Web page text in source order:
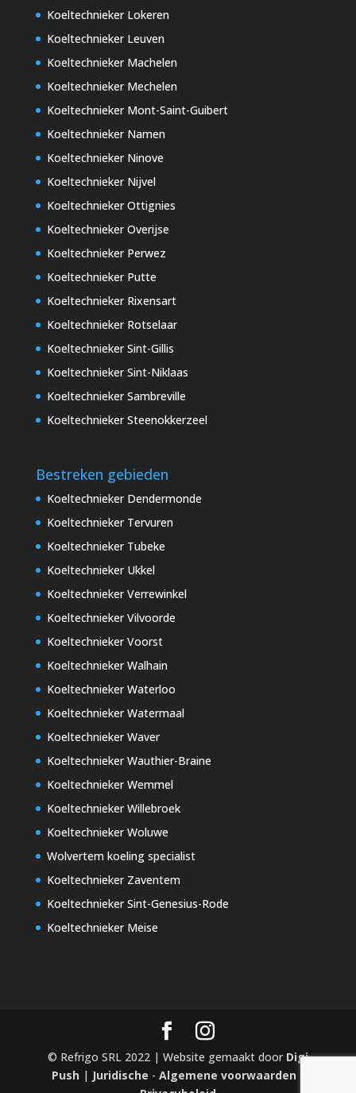
Koeltechnieker Lokeren
Koeltechnieker Leuven
Koeltechnieker Machelen
Koeltechnieker Mechelen
Koeltechnieker Mont-Saint-Guibert
Koeltechnieker Namen
Koeltechnieker Ninove
Koeltechnieker Nijvel
Koeltechnieker Ottignies
Koeltechnieker Overijse
Koeltechnieker Perwez
Koeltechnieker Putte
Koeltechnieker Rixensart
Koeltechnieker Rotselaar
Koeltechnieker Sint-Gillis
Koeltechnieker Sint-Niklaas
Koeltechnieker Sambreville
Koeltechnieker Steenokkerzeel
Bestreken gebieden
Koeltechnieker Dendermonde
Koeltechnieker Tervuren
Koeltechnieker Tubeke
Koeltechnieker Ukkel
Koeltechnieker Verrewinkel
Koeltechnieker Vilvoorde
Koeltechnieker Voorst
Koeltechnieker Walhain
Koeltechnieker Waterloo
Koeltechnieker Watermaal
Koeltechnieker Waver
Koeltechnieker Wauthier-Braine
Koeltechnieker Wemmel
Koeltechnieker Willebroek
Koeltechnieker Woluwe
Wolvertem koeling specialist
Koeltechnieker Zaventem
Koeltechnieker Sint-Genesius-Rode
Koeltechnieker Meise
© Refrigo SRL 2022 | Website gemaakt door Digi
Push | Juridische -Algemene voorwaarden